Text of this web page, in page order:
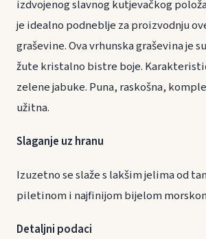
izdvojenog slavnog kutjevačkog
je idealno podneblje za proizvodnju
graševine. Ova vrhunska graševina je
žute kristalno bistre boje.
zelene jabuke. Puna, raskošna,
užitna.
Slaganje uz hranu
Izuzetno se slaže s lakšim jelima od
piletinom i najfinijom bijelom
Detaljni podaci